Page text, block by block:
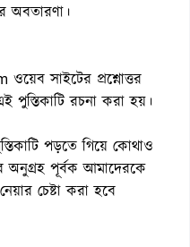
অবতারণা।
সাইটের প্রশ্নোত্তর
পুস্তিকাটি রচনা করা হয়।
পড়তে গিয়ে কোথাও
অনুগ্রহ পূর্বক আমাদেরকে
চেষ্টা করা হবে